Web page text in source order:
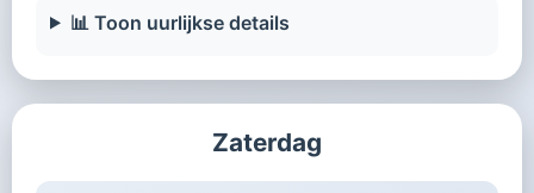
📊 Toon uurlijkse details
Zaterdag